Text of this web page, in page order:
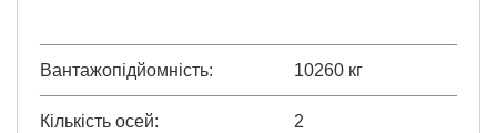
Вантажопідйомність 10260 кг
Кількість осей 2